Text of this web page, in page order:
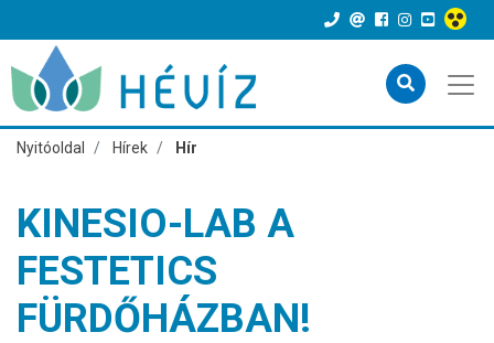
Nyitóoldal Hírek Hír
KINESIO-LAB A
FESTETICS
FÜRDŐHÁZBAN!